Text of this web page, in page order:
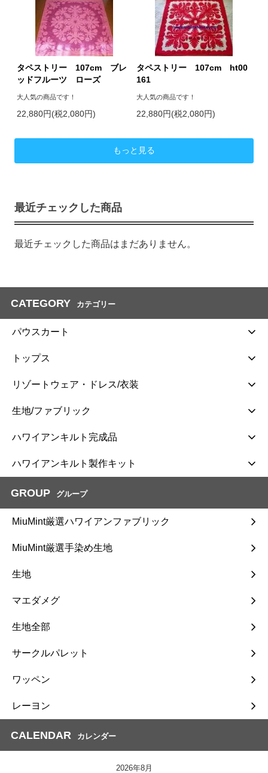
タペストリー 107cm ブレ
ッドフルーツ ローズ
大人気の商品です！
22,880円(税2,080円)
タペストリー 107cm ht00
161
大人気の商品です！
22,880円(税2,080円)
もっと見る
最近チェックした商品
最近チェックした商品はまだありません。
CATEGORY カテゴリー
パウスカート
トップス
リゾートウェア・ドレス/衣装
生地/ファブリック
ハワイアンキルト完成品
ハワイアンキルト製作キット
GROUP グループ
MiuMint厳選ハワイアンファブリック
MiuMint厳選手染め生地
生地
マエダメグ
生地全部
サークルパレット
ワッペン
レーヨン
CALENDAR カレンダー
2026年8月